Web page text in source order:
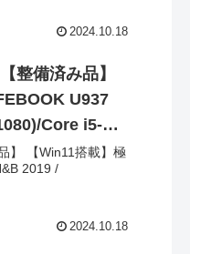
ノートパソコン
2024.10.18
U937
Core i5-
Webカメラ内
)【整備済み
】 【Win11搭載】極
2019 /
2024.10.18